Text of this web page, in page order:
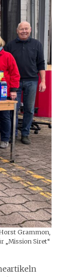
Grammon,
„Mission Siret“